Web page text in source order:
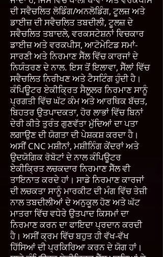
ਦੀ ਸਵੈਚਲਿਤ ਲੋਡਿੰਗ/ਅਨਲੋਡਿੰਗ, ਟੂਲਜ਼ ਅਤੇ
ਡਾਈਜ਼ ਦੀ ਸਵੈਚਲਿਤ ਤਬਦੀਲੀ, ਟੂਲਜ਼ ਦੇ
ਸਵੈਚਲਿਤ ਤਬਾਦਲੇ, ਵਰਕਸਟੇਸ਼ਨਾਂ ਵਿਚਕਾਰ
ਡਾਈਜ਼ ਅਤੇ ਵਰਕਪੀਸ, ਆਟੋਮੇਟਿਡ ਸਮਾਂ-
ਸਾਰਣੀ ਅਤੇ ਨਿਰਮਾਣ ਸੈੱਲ ਵਿੱਚ ਕਾਰਜਾਂ ਦੇ
ਨਿਯੰਤਰਣ ਦੇ ਨਾਲ. ਇਸ ਤੋਂ ਇਲਾਵਾ, ਸੈੱਲਾਂ ਵਿੱਚ
ਸਵੈਚਲਿਤ ਨਿਰੀਖਣ ਅਤੇ ਟੈਸਟਿੰਗ ਹੁੰਦੀ ਹੈ।
ਕੰਪਿਊਟਰ ਏਕੀਕ੍ਰਿਤ ਸੈਲੂਲਰ ਨਿਰਮਾਣ ਸਾਨੂੰ
ਪ੍ਰਗਤੀ ਵਿੱਚ ਘੱਟ ਕੰਮ ਅਤੇ ਆਰਥਿਕ ਬੱਚਤ,
ਬਿਹਤਰ ਉਤਪਾਦਕਤਾ, ਹੋਰ ਲਾਭਾਂ ਵਿੱਚ ਬਿਨਾਂ
ਦੇਰੀ ਕੀਤੇ ਤੁਰੰਤ ਗੁਣਵੱਤਾ ਮੁੱਦਿਆਂ ਦਾ ਪਤਾ
ਲਗਾਉਣ ਦੀ ਯੋਗਤਾ ਦੀ ਪੇਸ਼ਕਸ਼ ਕਰਦਾ ਹੈ।
ਅਸੀਂ CNC ਮਸ਼ੀਨਾਂ, ਮਸ਼ੀਨਿੰਗ ਕੇਂਦਰਾਂ ਅਤੇ
ਉਦਯੋਗਿਕ ਰੋਬੋਟਾਂ ਦੇ ਨਾਲ ਕੰਪਿਊਟਰ
ਏਕੀਕ੍ਰਿਤ ਲਚਕਦਾਰ ਨਿਰਮਾਣ ਸੈੱਲ ਵੀ
ਤਾਇਨਾਤ ਕਰਦੇ ਹਾਂ। ਸਾਡੇ ਨਿਰਮਾਣ ਕਾਰਜਾਂ
ਦੀ ਲਚਕਤਾ ਸਾਨੂੰ ਮਾਰਕੀਟ ਦੀ ਮੰਗ ਵਿੱਚ ਤੇਜ਼ੀ
ਨਾਲ ਤਬਦੀਲੀਆਂ ਦੇ ਅਨੁਕੂਲ ਹੋਣ ਅਤੇ ਘੱਟ
ਮਾਤਰਾ ਵਿੱਚ ਵਧੇਰੇ ਉਤਪਾਦ ਕਿਸਮਾਂ ਦਾ
ਨਿਰਮਾਣ ਕਰਨ ਦਾ ਫਾਇਦਾ ਪ੍ਰਦਾਨ ਕਰਦੀ
ਹੈ। ਅਸੀਂ ਕ੍ਰਮ ਵਿੱਚ ਬਹੁਤ ਹੀ ਵੱਖ-ਵੱਖ
ਹਿੱਸਿਆਂ ਦੀ ਪ੍ਰਕਿਰਿਆ ਕਰਨ ਦੇ ਯੋਗ ਹਾਂ।